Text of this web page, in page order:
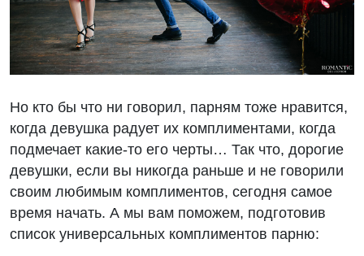
Но кто бы что ни говорил, парням тоже нравится,
когда девушка радует их комплиментами, когда
подмечает какие-то его черты… Так что, дорогие
девушки, если вы никогда раньше и не говорили
своим любимым комплиментов, сегодня самое
время начать. А мы вам поможем, подготовив
список универсальных комплиментов парню: